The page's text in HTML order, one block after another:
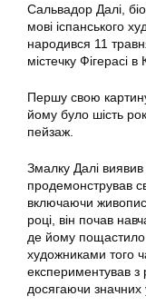
Сальвадор Далі,
мові іспанського
народився 11
містечку Фігерасі в
Першу свою
йому було шість
пейзаж.
Змалку Далі виявив
продемонстрував
включаючи
році, він почав
де йому пощастило
художниками того
експериментував з
досягаючи значних